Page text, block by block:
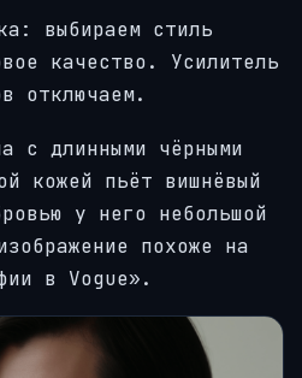
выбираем стиль
качество. Усилитель
отключаем.
с длинными чёрными
кожей пьёт вишнёвый
у него небольшой
похоже на
в Vogue».